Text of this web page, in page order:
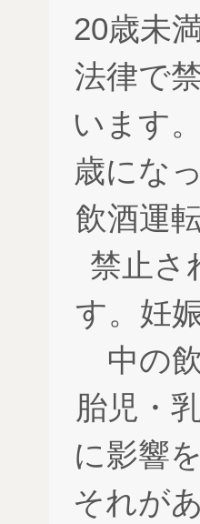
20歳未
法律で
います
歳にな
飲酒運
禁止さ
す。妊
中の
胎児・
に影響
それが